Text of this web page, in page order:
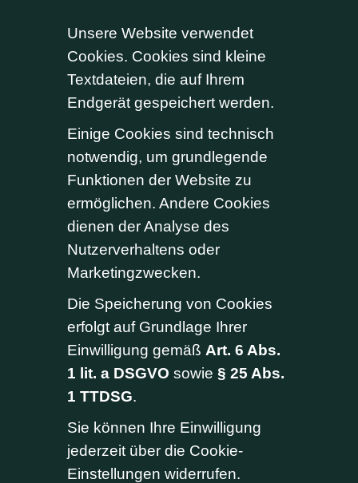
Unsere Website verwendet
Cookies. Cookies sind kleine
Textdateien, die auf Ihrem
Endgerät gespeichert werden.
Einige Cookies sind technisch
notwendig, um grundlegende
Funktionen der Website zu
ermöglichen. Andere Cookies
dienen der Analyse des
Nutzerverhaltens oder
Marketingzwecken.
Die Speicherung von Cookies
erfolgt auf Grundlage Ihrer
Einwilligung gemäß Art. 6 Abs.
1 lit. a DSGVO sowie § 25 Abs.
1 TTDSG.
Sie können Ihre Einwilligung
jederzeit über die Cookie-
Einstellungen widerrufen.